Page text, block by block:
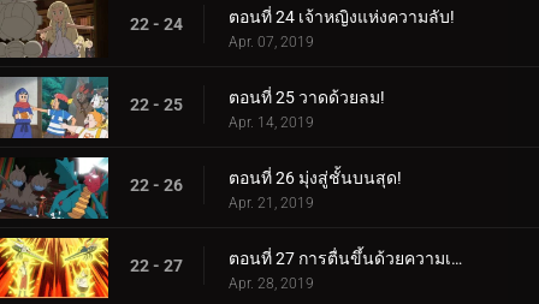
22 - 24 ตอนที่ 24 เจ้าหญิงแห่งความลับ!
Apr. 07, 2019
22 - 25 ตอนที่ 25 วาดด้วยลม!
Apr. 14, 2019
22 - 26 ตอนที่ 26 มุ่งสู่ชั้นบนสุด!
Apr. 21, 2019
22 - 27 ตอนที่ 27 การตื่นขึ้นด้วยความเร็วสูง!
Apr. 28, 2019